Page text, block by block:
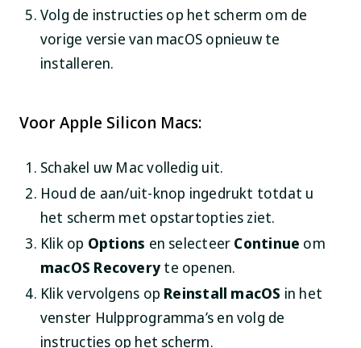
Volg de instructies op het scherm om de
vorige versie van macOS opnieuw te
installeren.
Voor Apple Silicon Macs:
Schakel uw Mac volledig uit.
Houd de aan/uit-knop ingedrukt totdat u
het scherm met opstartopties ziet.
Klik op Options en selecteer Continue om
macOS Recoveryte openen.
Klik vervolgens op Reinstall macOS in het
venster Hulpprogramma’s en volg de
instructies op het scherm.